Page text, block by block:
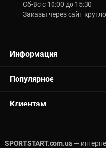
Сб-Вс с 10:00 до 15:30
Заказы через сайт
Информация
Популярное
Клиентам
SPORTSTART.com.ua —